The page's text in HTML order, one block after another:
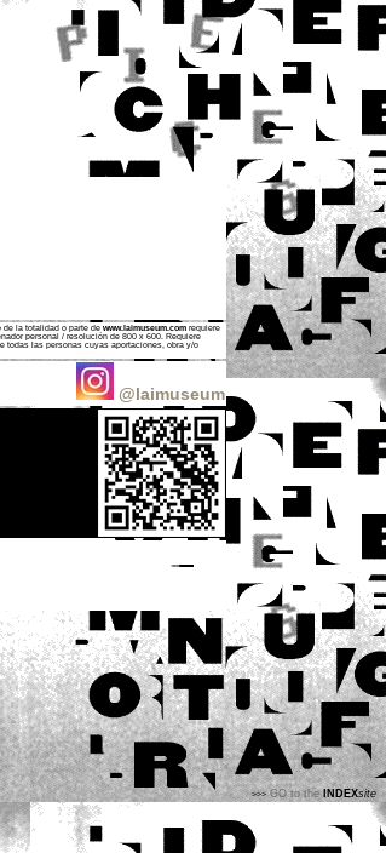
la totalidad o parte de www.laimuseum.com requiere
personal / resolución de 800 x 600. Requiere
todas las personas cuyas aportaciones, obra y/o
@laimuseum
>>>GO to the INDEXsite